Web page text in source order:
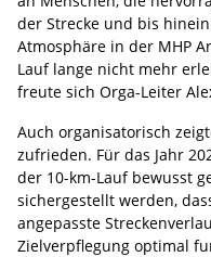
der Strecke und bis
Atmosphäre in der MHP
Lauf lange nicht mehr
freute sich Orga-Leiter
Auch organisatorisch
zufrieden. Für das Jahr
der 10-km-Lauf bewusst
sichergestellt werden,
angepasste
Zielverpflegung optimal